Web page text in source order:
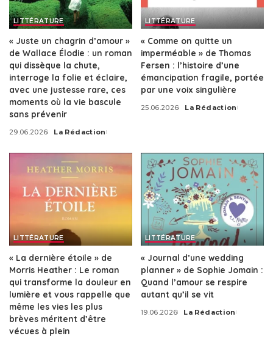
LITTÉRATURE
« Juste un chagrin d’amour »
de Wallace Élodie : un roman
qui dissèque la chute,
interroge la folie et éclaire,
avec une justesse rare, ces
moments où la vie bascule
sans prévenir
29.06.2026
Posted
La Rédaction
LITTÉRATURE
« Comme on quitte un
imperméable » de Thomas
Fersen : l’histoire d’une
émancipation fragile, portée
par une voix singulière
25.06.2026
Posted
La Rédaction
LITTÉRATURE
« La dernière étoile » de
Morris Heather : Le roman
qui transforme la douleur en
lumière et vous rappelle que
même les vies les plus
brèves méritent d’être
vécues à plein
LITTÉRATURE
« Journal d’une wedding
planner » de Sophie Jomain :
Quand l’amour se respire
autant qu’il se vit
19.06.2026
Posted
La Rédaction